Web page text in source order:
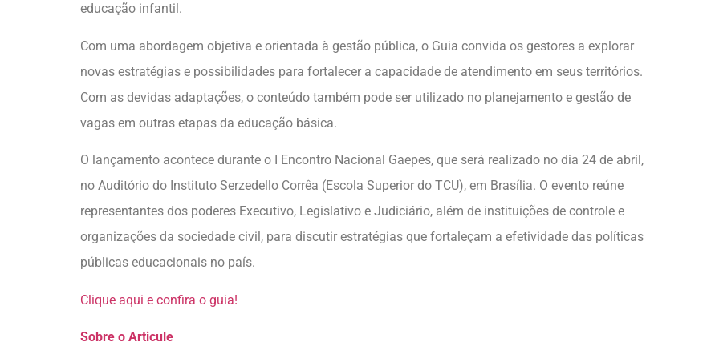
educação infantil.
Com uma abordagem objetiva e orientada à gestão pública, o Guia convida os gestores a explorar
novas estratégias e possibilidades para fortalecer a capacidade de atendimento em seus territórios.
Com as devidas adaptações, o conteúdo também pode ser utilizado no planejamento e gestão de
vagas em outras etapas da educação básica.
O lançamento acontece durante o I Encontro Nacional Gaepes, que será realizado no dia 24 de abril,
no Auditório do Instituto Serzedello Corrêa (Escola Superior do TCU), em Brasília. O evento reúne
representantes dos poderes Executivo, Legislativo e Judiciário, além de instituições de controle e
organizações da sociedade civil, para discutir estratégias que fortaleçam a efetividade das políticas
públicas educacionais no país.
Clique aqui e confira o guia!
Sobre o Articule